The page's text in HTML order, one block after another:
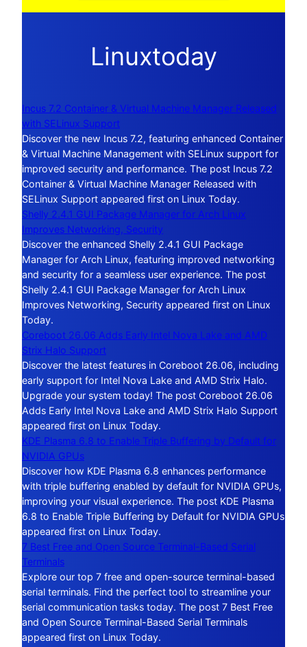
Linuxtoday
Incus 7.2 Container & Virtual Machine Manager Released
with SELinux Support
Discover the new Incus 7.2, featuring enhanced Container
& Virtual Machine Management with SELinux support for
improved security and performance. The post Incus 7.2
Container & Virtual Machine Manager Released with
SELinux Support appeared first on Linux Today.
Shelly 2.4.1 GUI Package Manager for Arch Linux
Improves Networking, Security
Discover the enhanced Shelly 2.4.1 GUI Package
Manager for Arch Linux, featuring improved networking
and security for a seamless user experience. The post
Shelly 2.4.1 GUI Package Manager for Arch Linux
Improves Networking, Security appeared first on Linux
Today.
Coreboot 26.06 Adds Early Intel Nova Lake and AMD
Strix Halo Support
Discover the latest features in Coreboot 26.06, including
early support for Intel Nova Lake and AMD Strix Halo.
Upgrade your system today! The post Coreboot 26.06
Adds Early Intel Nova Lake and AMD Strix Halo Support
appeared first on Linux Today.
KDE Plasma 6.8 to Enable Triple Buffering by Default for
NVIDIA GPUs
Discover how KDE Plasma 6.8 enhances performance
with triple buffering enabled by default for NVIDIA GPUs,
improving your visual experience. The post KDE Plasma
6.8 to Enable Triple Buffering by Default for NVIDIA GPUs
appeared first on Linux Today.
7 Best Free and Open Source Terminal-Based Serial
Terminals
Explore our top 7 free and open-source terminal-based
serial terminals. Find the perfect tool to streamline your
serial communication tasks today. The post 7 Best Free
and Open Source Terminal-Based Serial Terminals
appeared first on Linux Today.